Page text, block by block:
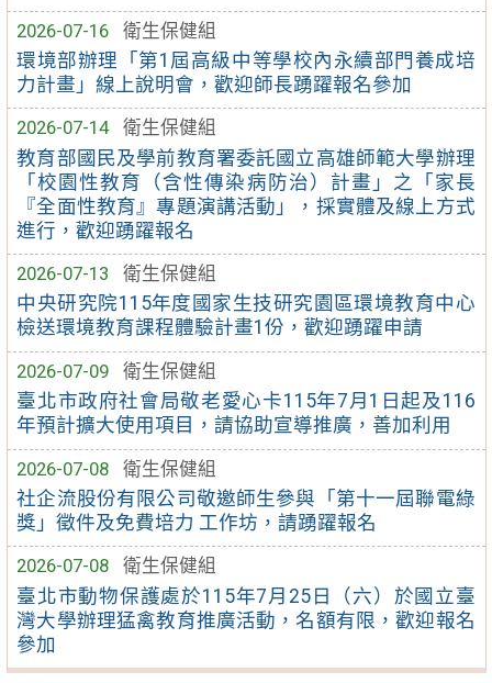
2026-07-16
衛生保健組
環境部辦理「第1屆高級中等學校內永續部門養成培
力計畫」線上說明會，歡迎師長踴躍報名參加
2026-07-14
衛生保健組
教育部國民及學前教育署委託國立高雄師範大學辦理
「校園性教育（含性傳染病防治）計畫」之「家長
『全面性教育』專題演講活動」，採實體及線上方式
進行，歡迎踴躍報名
2026-07-13
衛生保健組
中央研究院115年度國家生技研究園區環境教育中心
檢送環境教育課程體驗計畫1份，歡迎踴躍申請
2026-07-09
衛生保健組
臺北市政府社會局敬老愛心卡115年7月1日起及116
年預計擴大使用項目，請協助宣導推廣，善加利用
2026-07-08
衛生保健組
社企流股份有限公司敬邀師生參與「第十一屆聯電綠
獎」徵件及免費培力 工作坊，請踴躍報名
2026-07-08
衛生保健組
臺北市動物保護處於115年7月25日（六）於國立臺
灣大學辦理猛禽教育推廣活動，名額有限，歡迎報名
參加